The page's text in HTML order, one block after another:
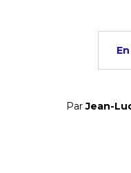
ParJean-